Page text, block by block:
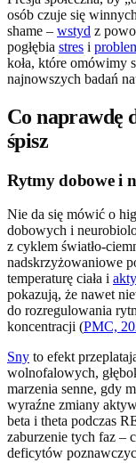
osób czuje się
shame – wstyd z
pogłębia stres i
koła, które omówimy
najnowszych badań
Co naprawdę
śpisz
Rytmy dobowe i
Nie da się mówić o
dobowych i
z cyklem światło-
nadskrzyżowaniowe
temperaturę ciała i
pokazują, że nawet
do rozregulowania
koncentracji (PMC,
Sny to efekt
wolnofalowych,
marzenia senne, gdy
wyraźne zmiany
beta i theta podczas
zaburzenie tych faz –
deficytów